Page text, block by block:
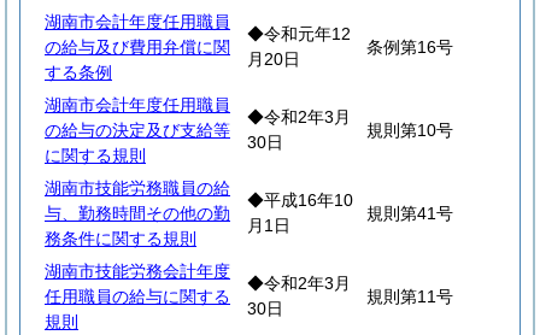
湖南市会計年度任用職員
の給与及び費用弁償に関
する条例
◆令和元年12
月20日
条例第16号
湖南市会計年度任用職員
の給与の決定及び支給等
に関する規則
◆令和2年3月
30日
規則第10号
湖南市技能労務職員の給
与、勤務時間その他の勤
務条件に関する規則
◆平成16年10
月1日
規則第41号
湖南市技能労務会計年度
任用職員の給与に関する
規則
◆令和2年3月
30日
規則第11号